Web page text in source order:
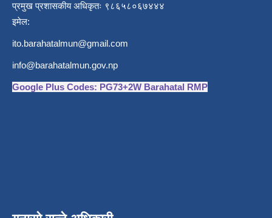
प्रमुख प्रशासकीय अधिकृतः ९८६५८०६७४४४
इमेल:
ito.barahatalmun@gmail.com
info@barahatalmun.gov.np
Google Plus Codes: PG73+2W Barahatal RMP